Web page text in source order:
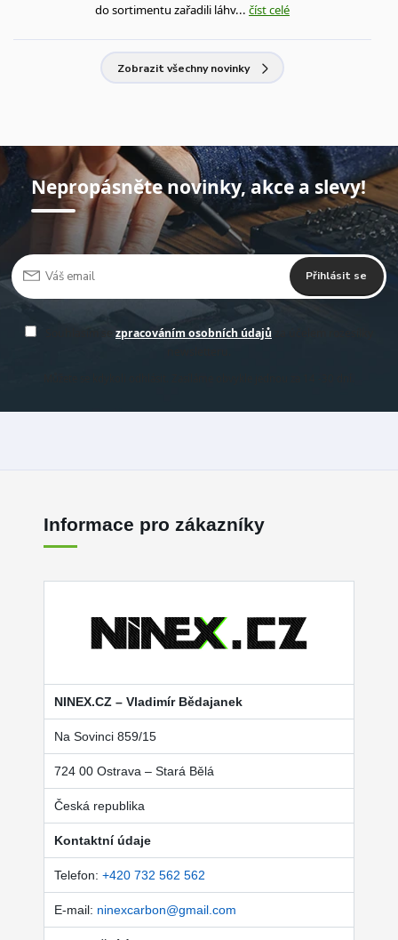
do sortimentu zařadili láhv... číst celé
Zobrazit všechny novinky
Nepropásněte novinky, akce a slevy!
Přihlásit se
zpracováním osobních údajů
Informace pro zákazníky
NINEX.CZ – Vladimír Bědajanek
Na Sovinci 859/15
724 00 Ostrava – Stará Bělá
Česká republika
Kontaktní údaje
Telefon: +420 732 562 562
E-mail: ninexcarbon@gmail.com